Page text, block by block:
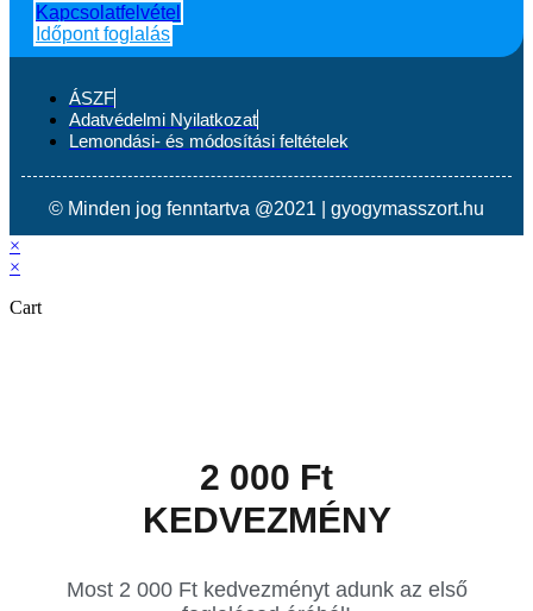
Kapcsolatfelvétel
Időpont foglalás
ÁSZF
Adatvédelmi Nyilatkozat
Lemondási- és módosítási feltételek
© Minden jog fenntartva @2021 | gyogymasszort.hu
×
×
Cart
2 000 Ft
KEDVEZMÉNY
Most 2 000 Ft kedvezményt adunk az első